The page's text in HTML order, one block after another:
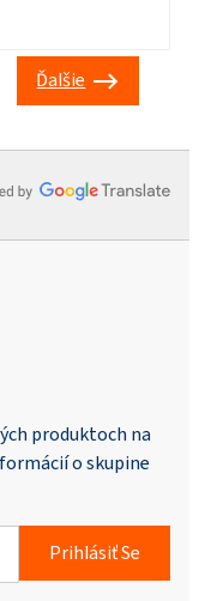
Ďalšie
produktoch na
o skupine
Prihlásiť Se